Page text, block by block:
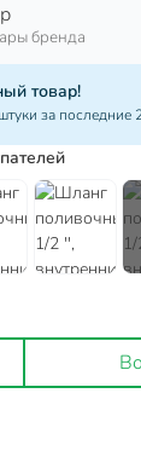
бренда
товар!
за последние